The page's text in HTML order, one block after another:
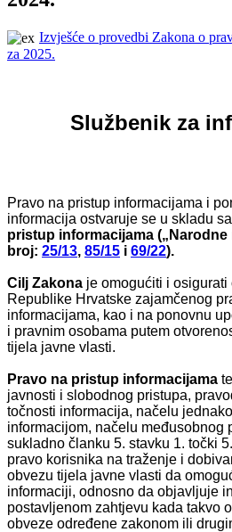
Izvješće o provedbi Zakona o
za 2025.
Službenik za
Pravo na pristup informacijama i
informacija ostvaruje se u skladu sa
pristup informacijama („Narodne
broj: 25/13, 85/15 i 69/22).
Cilj Zakona je omogućiti i
Republike Hrvatske zajamčenog
informacijama, kao i na ponovnu
i pravnim osobama putem
tijela javne vlasti.
Pravo na pristup informacijama
javnosti i slobodnog pristupa,
točnosti informacija, načelu
informacijom, načelu međusobnog
sukladno članku 5. stavku 1. točki
pravo korisnika na traženje i
obvezu tijela javne vlasti da
informaciji, odnosno da objavljuje
postavljenom zahtjevu kada takvo
obveze određene zakonom ili